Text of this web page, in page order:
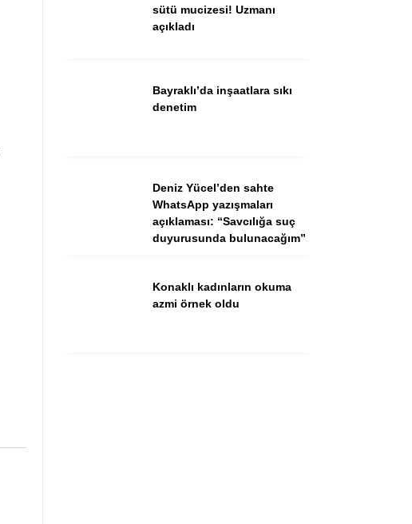
sütü mucizesi! Uzmanı
açıkladı
Bayraklı’da inşaatlara sıkı
denetim
Deniz Yücel’den sahte
WhatsApp yazışmaları
açıklaması: “Savcılığa suç
duyurusunda bulunacağım”
Konaklı kadınların okuma
azmi örnek oldu